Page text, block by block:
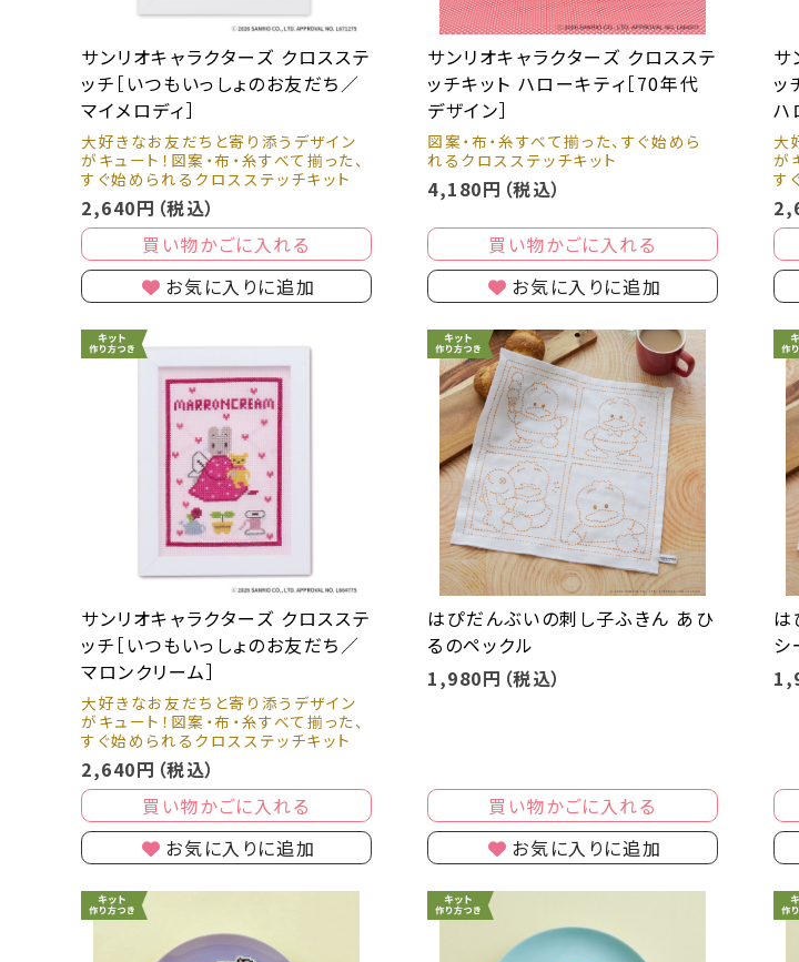
サンリオキャラクターズ クロスステ
ッチ［いつもいっしょのお友だち／
マイメロディ］
大好きなお友だちと寄り添うデザイン
がキュート！図案・布・糸すべて揃った、
すぐ始められるクロスステッチキット
2,640円（税込）
買い物かごに入れる
お気に入りに追加
サンリオキャラクターズ クロスステ
ッチキット ハローキティ［70年代
デザイン］
図案・布・糸すべて揃った、すぐ始めら
れるクロスステッチキット
4,180円（税込）
買い物かごに入れる
お気に入りに追加
サ
ッ
ハ
大
が
す
サンリオキャラクターズ クロスステ
ッチ［いつもいっしょのお友だち／
マロンクリーム］
大好きなお友だちと寄り添うデザイン
がキュート！図案・布・糸すべて揃った、
すぐ始められるクロスステッチキット
2,640円（税込）
買い物かごに入れる
お気に入りに追加
はぴだんぶいの刺し子ふきん あひ
るのペックル
1,980円（税込）
買い物かごに入れる
お気に入りに追加
は
シ